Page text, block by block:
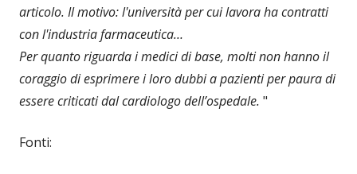
articolo. Il motivo: l'università per cui lavora ha contratti
con l'industria farmaceutica…
Per quanto riguarda i medici di base, molti non hanno il
coraggio di esprimere i loro dubbi a pazienti per paura di
essere criticati dal cardiologo dell’ospedale. "
Fonti: